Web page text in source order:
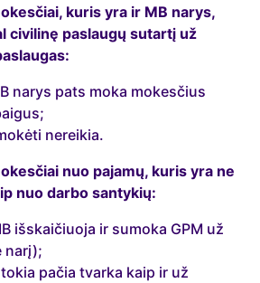
kuris yra ir MB narys,
civilinę paslaugų sutartį už
narys pats moka mokesčius
nereikia.
nuo pajamų, kuris yra ne
nuo darbo santykių:
išskaičiuoja ir sumoka GPM už
narį);
pačia tvarka kaip ir už